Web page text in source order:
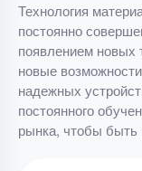
Технология
постоянно
появлением новых
новые
надежных
постоянного
рынка, чтобы быть